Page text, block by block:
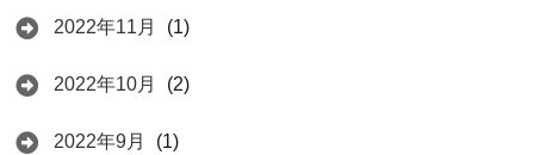
2022年11月 (1)
2022年10月 (2)
2022年9月 (1)